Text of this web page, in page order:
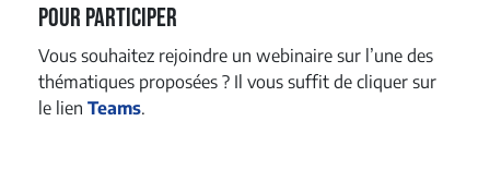
Pour participer
Vous souhaitez rejoindre un webinaire sur l’une des
thématiques proposées ? Il vous suffit de cliquer sur
le lien Teams.